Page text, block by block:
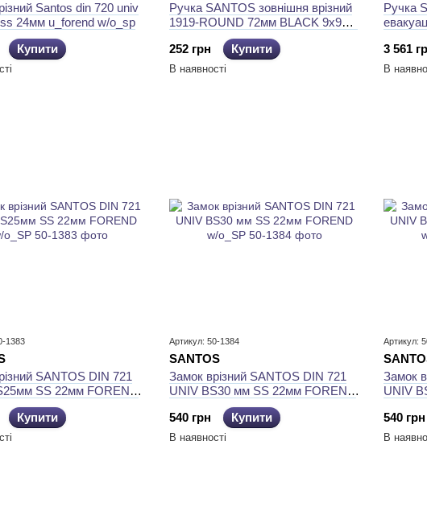
Santos din 720 univ
24мм u_forend w/o_sp
Купити
Ручка SANTOS зовнішня врізний
1919-ROUND 72мм BLACK 9x9мм
MOV CYL_HOLE, чорний
252 грн
Купити
В наявності
Ручка
3 561
В
1383
SANTOS DIN 721
SS 22мм FOREND
Купити
Артикул: 50-1384
SANTOS
Замок врізний SANTOS DIN 721
UNIV BS30 мм SS 22мм FOREND
540 грн
Купити
В наявності
Артикул:
Замок
UNIV
540 грн
В